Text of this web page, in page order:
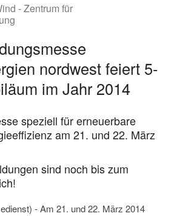
- Zentrum für
nordwest feiert 5-
im Jahr 2014
speziell für erneuerbare
am 21. und 22. März
sind noch bis zum
- Am 21. und 22. März 2014